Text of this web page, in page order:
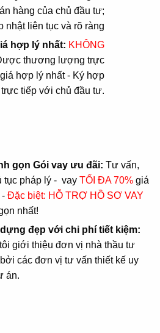
hàng của chủ đầu tư;
nhật liên tục và rõ ràng
hợp lý nhất: KHÔNG
thương lượng trực
hợp lý nhất - Ký hợp
tiếp với chủ đầu tư.
gọn Gói vay ưu đãi: Tư vấn,
tục pháp lý - vay TỐI ĐA 70% giá
Đặc biệt: HỖ TRỢ HỒ SƠ VAY
nhất!
đẹp với chi phí tiết kiệm:
giới thiệu đơn vị nhà thầu tư
các đơn vị tư vấn thiết kế uy
án.